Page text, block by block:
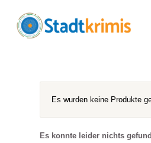
Es wurden keine Produkte
Es konnte leider nichts